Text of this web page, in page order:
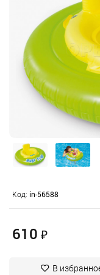
Код: in-56588
610 ₽
В